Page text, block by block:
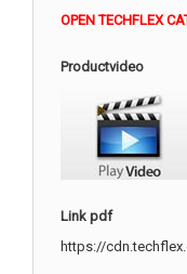
OPEN TECHFLEX
Productvideo
Link pdf
https://